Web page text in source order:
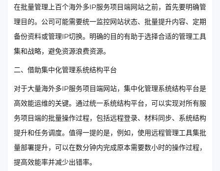
在批量管理上百个海外多IP服务项目端网站之前，首先要明确管
理目的。公司可能需要统一监控网站状态、批量提升内容、定期
备份资料或管理IP切换。明确的目的有助于选择合适的管理工具
集和战略，避免资源浪费资源。
二、借助集中化管理系统结构平台
对于大量海外多IP服务项目端网站，集中化管理系统结构平台是
高效能运维的关键。通过统一系统结构平台，可以实现对所有服
务项目端的批量操作过程，包括远程登录、材料同步、系统结构
提升和任务调度。值得一提的是，例如，使用远程管理工具集批
量部署提升，可以在数分钟内完成原本需要数小时的操作过程，
提高效能率并减少出错率。